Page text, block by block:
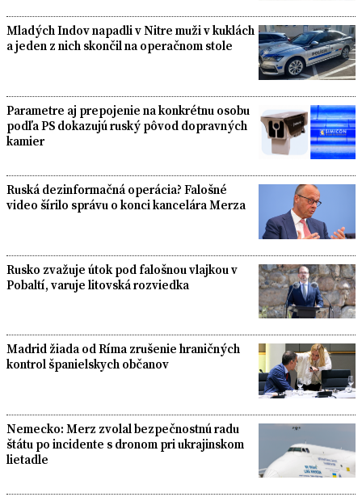
Mladých Indov napadli v Nitre muži v kuklách
a jeden z nich skončil na operačnom stole
Parametre aj prepojenie na konkrétnu osobu
podľa PS dokazujú ruský pôvod dopravných
kamier
Ruská dezinformačná operácia? Falošné
video šírilo správu o konci kancelára Merza
Rusko zvažuje útok pod falošnou vlajkou v
Pobaltí, varuje litovská rozviedka
Madrid žiada od Ríma zrušenie hraničných
kontrol španielskych občanov
Nemecko: Merz zvolal bezpečnostnú radu
štátu po incidente s dronom pri ukrajinskom
lietadle